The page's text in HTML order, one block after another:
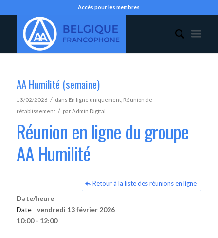
Accès pour les membres
AA Humilité (semaine)
13/02/2026 / dans En ligne uniquement, Réunion de
rétablissement / parAdmin Digital
Réunion en ligne du groupe
AA Humilité
Retour à la liste des réunions en ligne
Date/heure
Date - vendredi 13 février 2026
10:00 - 12:00